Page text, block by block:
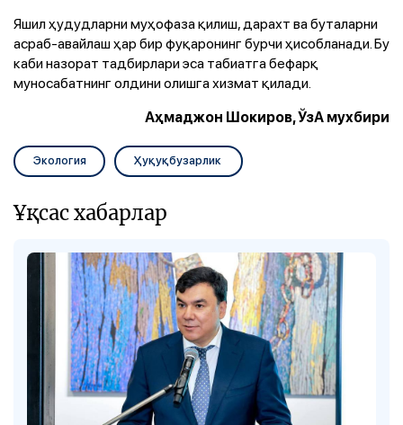
Яшил ҳудудларни муҳофаза қилиш, дарахт ва буталарни
асраб-авайлаш ҳар бир фуқаронинг бурчи ҳисобланади. Бу
каби назорат тадбирлари эса табиатга бефарқ
муносабатнинг олдини олишга хизмат қилади.
Аҳмаджон Шокиров, ЎзА мухбири
Экология Ҳуқуқбузарлик
Ұқсас хабарлар